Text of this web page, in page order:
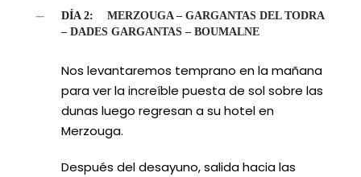
DÍA 2:
MERZOUGA – GARGANTAS DEL TODRA
– DADES GARGANTAS – BOUMALNE
Nos levantaremos temprano en la mañana
para ver la increíble puesta de sol sobre las
dunas luego regresan a su hotel en
Merzouga.
Después del desayuno, salida hacia las